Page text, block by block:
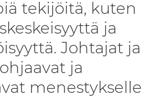
tekijöitä, kuten
ja
Johtajat ja
ja
menestykselle